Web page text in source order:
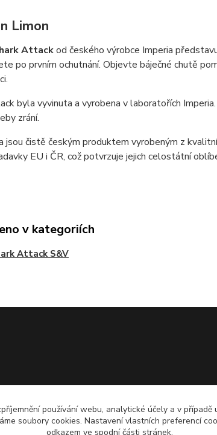
Limon
Attackod českého výrobce Imperia
po prvním ochutnání. Objevte báječné chutě
byla vyvinuta a vyrobena v laboratořích
zrání.
jsou čistě českým produktem vyrobeným z
EU i ČR, což potvrzuje jejich celostátní
v kategoriích
Attack S&V
používání webu, analytické účely a v
soubory cookies. Nastavení vlastních preferencí
odkazem ve spodní části stránek.